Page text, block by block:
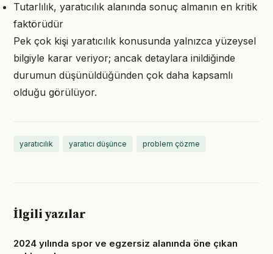
Tutarlılık, yaratıcılık alanında sonuç almanın en kritik
faktörüdür
Pek çok kişi yaratıcılık konusunda yalnızca yüzeysel
bilgiyle karar veriyor; ancak detaylara inildiğinde
durumun düşünüldüğünden çok daha kapsamlı
olduğu görülüyor.
yaratıcılık yaratıcı düşünce problem çözme
İlgili yazılar
2024 yılında spor ve egzersiz alanında öne çıkan